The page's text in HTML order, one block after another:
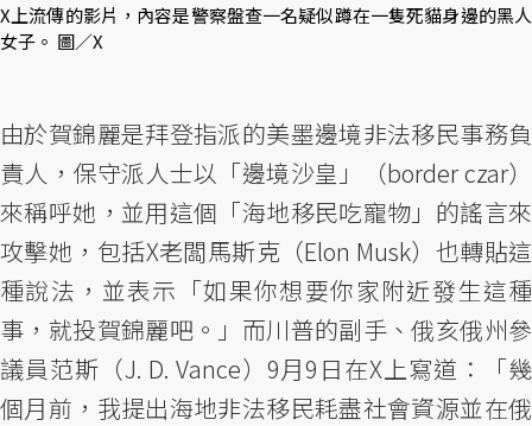
X上流傳的影片，內容是警察盤查一名疑似蹲在一隻死貓身邊的黑人
女子。 圖／X
由於賀錦麗是拜登指派的美墨邊境非法移民事務負
責人，保守派人士以「邊境沙皇」（border czar）
來稱呼她，並用這個「海地移民吃寵物」的謠言來
攻擊她，包括X老闆馬斯克（Elon Musk）也轉貼這
種說法，並表示「如果你想要你家附近發生這種
事，就投賀錦麗吧。」而川普的副手、俄亥俄州參
議員范斯（J. D. Vance）9月9日在X上寫道：「幾
個月前，我提出海地非法移民耗盡社會資源並在俄